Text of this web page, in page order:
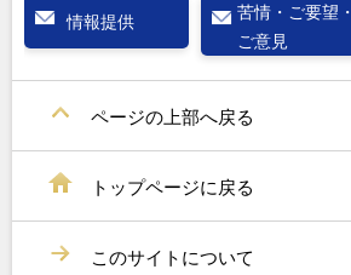
情報提供
苦情・ご要望・
ご意見
ページの上部へ戻る
トップページに戻る
このサイトについて